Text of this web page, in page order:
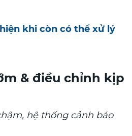
khi còn có thể xử lý
& điều chỉnh kịp
hệ thống cảnh báo